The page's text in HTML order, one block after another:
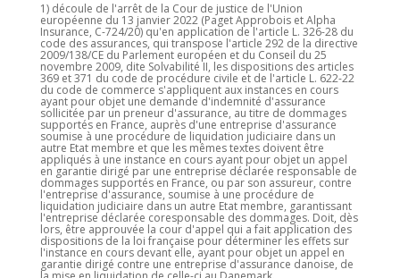
1) découle de l'arrêt de la Cour de justice de l'Union
européenne du 13 janvier 2022 (Paget Approbois et Alpha
Insurance, C-724/20) qu'en application de l'article L. 326-28 du
code des assurances, qui transpose l'article 292 de la directive
2009/138/CE du Parlement européen et du Conseil du 25
novembre 2009, dite Solvabilité II, les dispositions des articles
369 et 371 du code de procédure civile et de l'article L. 622-22
du code de commerce s'appliquent aux instances en cours
ayant pour objet une demande d'indemnité d'assurance
sollicitée par un preneur d'assurance, au titre de dommages
supportés en France, auprès d'une entreprise d'assurance
soumise à une procédure de liquidation judiciaire dans un
autre Etat membre et que les mêmes textes doivent être
appliqués à une instance en cours ayant pour objet un appel
en garantie dirigé par une entreprise déclarée responsable de
dommages supportés en France, ou par son assureur, contre
l'entreprise d'assurance, soumise à une procédure de
liquidation judiciaire dans un autre Etat membre, garantissant
l'entreprise déclarée coresponsable des dommages. Doit, dès
lors, être approuvée la cour d'appel qui a fait application des
dispositions de la loi française pour déterminer les effets sur
l'instance en cours devant elle, ayant pour objet un appel en
garantie dirigé contre une entreprise d'assurance danoise, de